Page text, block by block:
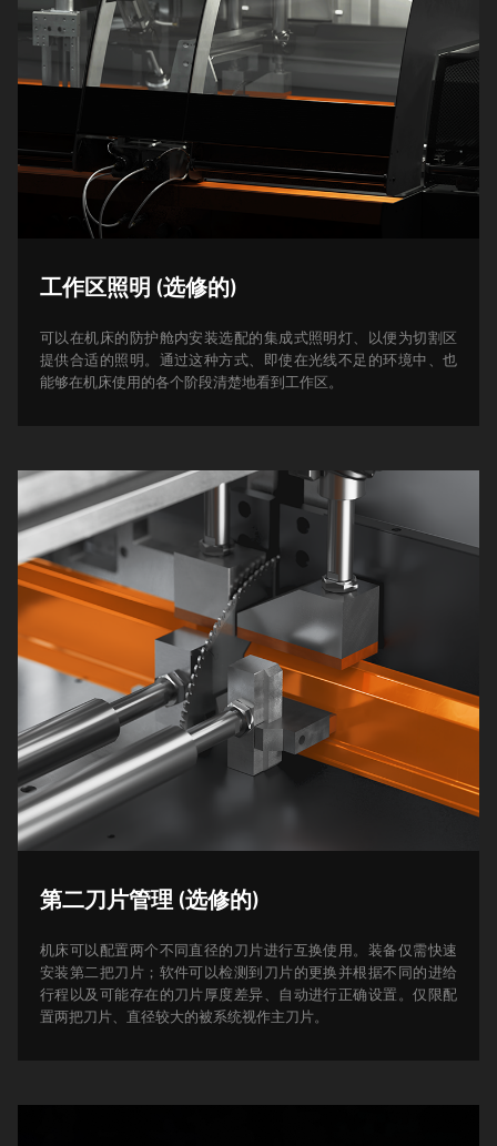
工作区照明 (选修的)
可以在机床的防护舱内安装选配的集成式照明灯、以便为切割区
提供合适的照明。通过这种方式、即使在光线不足的环境中、也
能够在机床使用的各个阶段清楚地看到工作区。
第二刀片管理 (选修的)
机床可以配置两个不同直径的刀片进行互换使用。装备仅需快速
安装第二把刀片；软件可以检测到刀片的更换并根据不同的进给
行程以及可能存在的刀片厚度差异、自动进行正确设置。仅限配
置两把刀片、直径较大的被系统视作主刀片。